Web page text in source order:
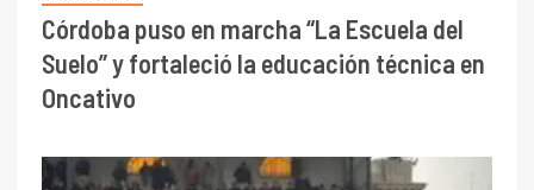
Córdoba puso en marcha “La Escuela del
Suelo” y fortaleció la educación técnica en
Oncativo